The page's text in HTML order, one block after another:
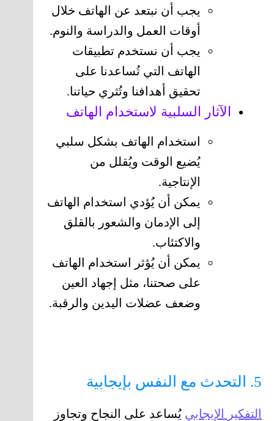
يجب أن نبتعد عن الهاتف خلال
أوقات العمل والدراسة والنوم.
يجب أن نستخدم تطبيقات
الهاتف التي تُساعدنا على
تحقيق أهدافنا وتُثري حياتنا.
الآثار السلبية لاستخدام الهاتف
استخدام الهاتف بشكل سلبي
يُضيع الوقت ويُقلل من
الإنتاجية.
يمكن أن يُؤدي استخدام الهاتف
إلى الإدمان والشعور بالقلق
والاكتئاب.
يمكن أن يُؤثر استخدام الهاتف
على صحتنا، مثل إجهاد العين
وضعف عضلات اليدين والرقبة.
5. التحدث مع النفس بإيجابية
التفكير الإيجابي يُساعد على النجاح وتجاوز